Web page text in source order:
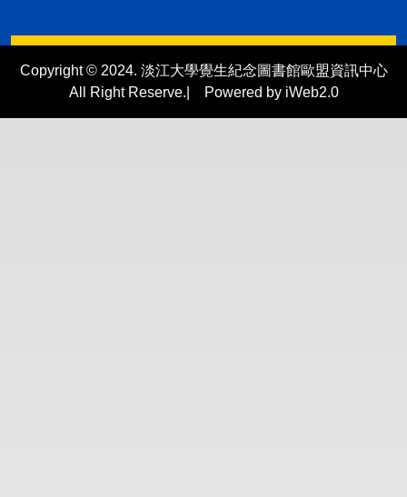
Copyright © 2024. 淡江大學覺生紀念圖書館歐盟資訊中心
All Right Reserve.| Powered by iWeb2.0